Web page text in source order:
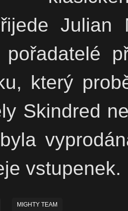
Julian
pořadatelé
který
Skindred
vstupenek.
MIGHTY TEAM